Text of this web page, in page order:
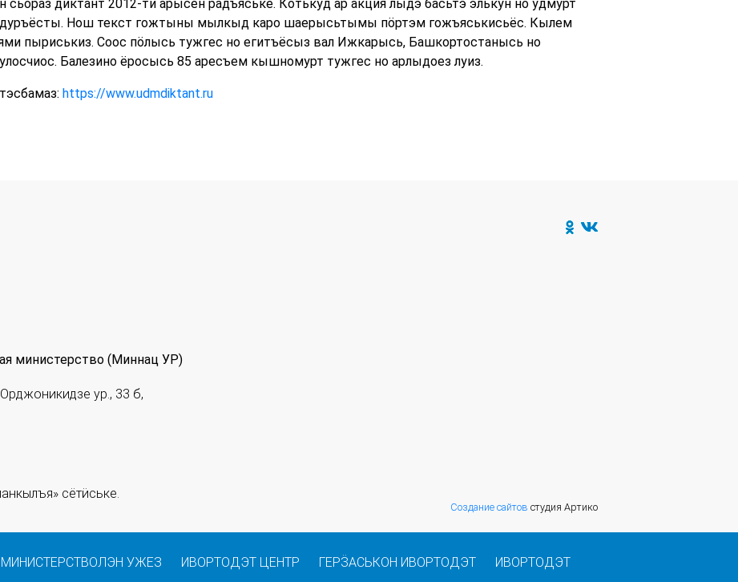
сьӧраз диктант 2012-тӥ арысен радъяське. Котькуд ар акция лыдэ басьтэ элькун но удмурт
Нош текст гожтыны мылкыд каро шаерысьтымы пӧртэм гожъяськисьёс. Кылем
пыриськиз. Соос пӧлысь тужгес но егитъёсыз вал Ижкарысь, Башкортостанысь но
Балезино ёросысь 85 аресъем кышномурт тужгес но арлыдоез луиз.
https://www.udmdiktant.ru
министерство (Миннац УР)
ур., 33 б,
сётӥське.
Создание сайтов студия Артико
МИНИСТЕРСТВОЛЭН УЖЕЗ ИВОРТОДЭТ ЦЕНТР ГЕРӞАСЬКОН ИВОРТОДЭТ ИВОРТОДЭТ